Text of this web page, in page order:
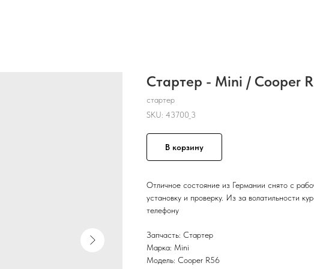
Стартер - Mini / Cooper
стартер
SKU: 43700_3
В корзину
Отличное состояние из Германии снято с
установку и проверку. Из за волатильности
телефону
Запчасть: Стартер
Марка: Mini
Модель: Cooper R56